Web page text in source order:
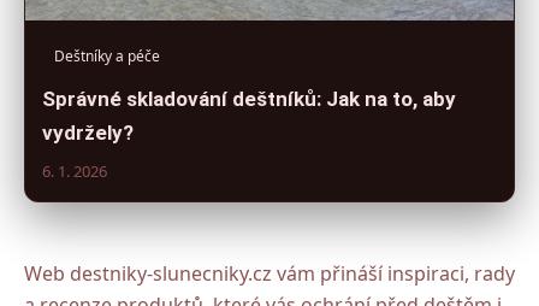
Deštníky a péče
Správné skladování deštníků: Jak na to, aby
vydržely?
6. 1. 2026
Web destniky-slunecniky.cz vám přináší inspiraci, rady